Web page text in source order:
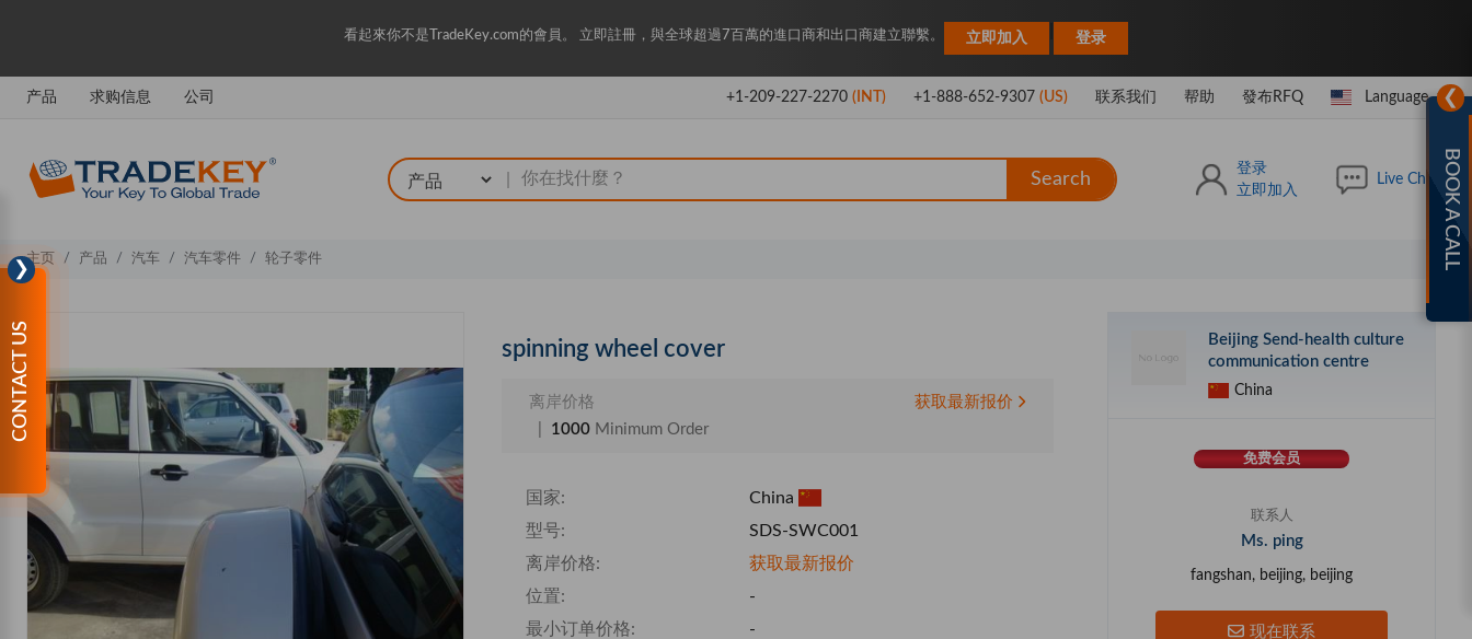
看起來你不是TradeKey.com的會員。 立即註冊，與全球超過7百萬的進口商和出口商建立聯繫。 立即加入 登录
产品 求购信息 公司 +1-209-227-2270(INT) +1-888-652-9307(US) 联系我们 帮助 發布RFQ Language
Search
登录
立即加入
Live Chat
❯
BOOK A CALL
❯
CONTACT US
主页 产品 汽车 汽车零件 轮子零件
spinning wheel cover
离岸价格
获取最新报价
1000 Minimum Order
国家:
China
型号:
SDS-SWC001
离岸价格:
获取最新报价
位置:
-
最小订单价格:
-
Beijing Send-health culture
communication centre
China
免费会员
联系人
Ms. ping
fangshan, beijing, beijing
现在联系